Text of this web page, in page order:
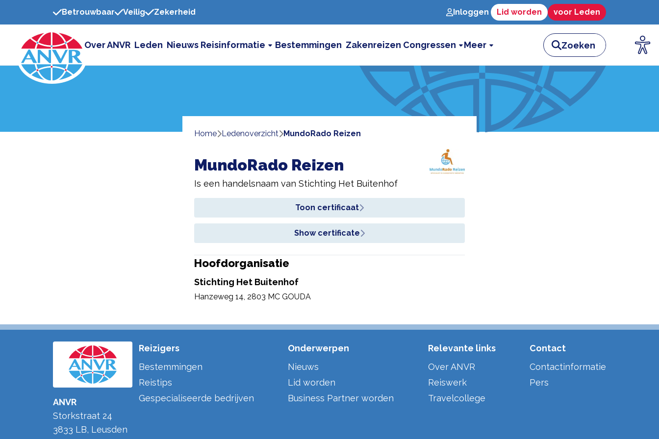
Betrouwbaar Veilig Zekerheid Inloggen Lid worden voor Leden
Over ANVR Leden Nieuws Reisinformatie Bestemmingen Zakenreizen Congressen Meer
Home ledenoverzicht MundoRado Reizen
MundoRado Reizen
Is een handelsnaam van Stichting Het Buitenhof
Toon certificaat
Show certificate
Hoofdorganisatie
Stichting Het Buitenhof
Hanzeweg 14, 2803 MC GOUDA
ANVR
Storkstraat 24
3833 LB, Leusden
Reizigers
Bestemmingen
Reistips
Gespecialiseerde bedrijven
Onderwerpen
Nieuws
Lid worden
Business Partner worden
Relevante links
Over ANVR
Reiswerk
Travelcollege
Contact
Contactinformatie
Pers